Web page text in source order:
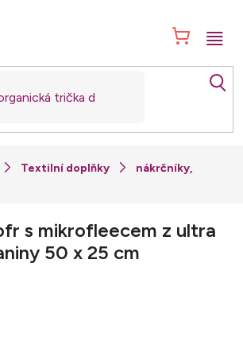
Textilní doplňky
nákrčníky,
s mikrofleecem z ultra
50 x 25 cm